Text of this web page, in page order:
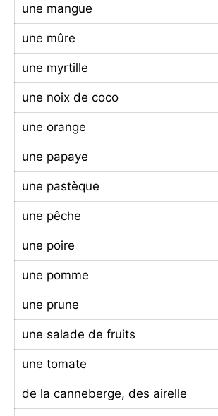
une mangue
une mûre
une myrtille
une noix de coco
une orange
une papaye
une pastèque
une pêche
une poire
une pomme
une prune
une salade de fruits
une tomate
de la canneberge, des airelle